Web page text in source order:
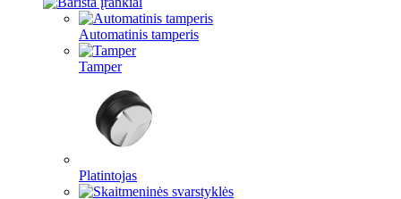
Automatinis tamperis
Tamper
Platintojas